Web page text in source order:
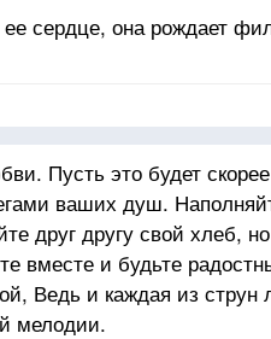
сердце, она рождает
Пусть это будет скорее
ваших душ.
друг другу свой хлеб,
вместе и будьте
Ведь и каждая из струн
мелодии.